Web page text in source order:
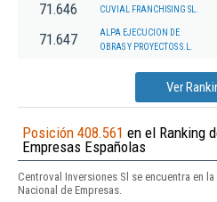
71.646 CUVIAL FRANCHISING SL.
71.647
ALPA EJECUCION DE
OBRAS Y PROYECTOS S.L.
Ver
Posición 408.561 en el Ranking
Empresas Españolas
Centroval Inversiones Sl se encuentra en
Nacional de Empresas.